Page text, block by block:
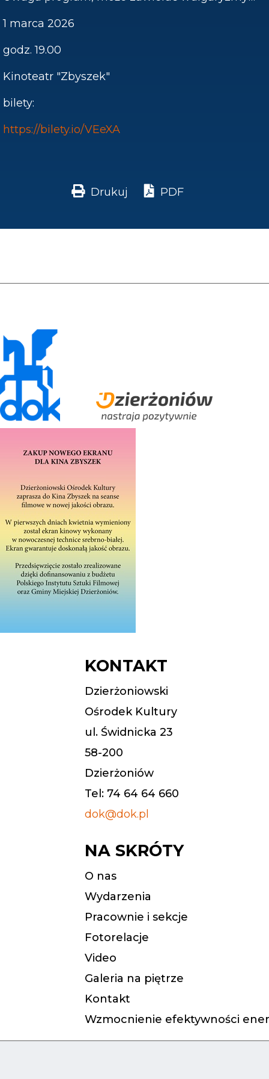
1 marca 2026
godz. 19.00
Kinoteatr "Zbyszek"
bilety:
https://bilety.io/VEeXA
Drukuj PDF
KONTAKT
Dzierżoniowski
Ośrodek Kultury
ul. Świdnicka 23
58-200
Dzierżoniów
Tel: 74 64 64 660
dok@dok.pl
NA SKRÓTY
O nas
Wydarzenia
Pracownie i sekcje
Fotorelacje
Video
Galeria na piętrze
Kontakt
Wzmocnienie efektywności